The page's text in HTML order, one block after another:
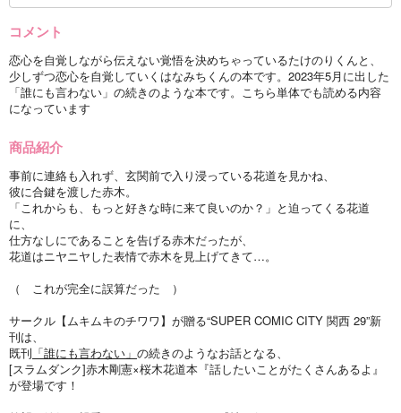
コメント
恋心を自覚しながら伝えない覚悟を決めちゃっているたけのりくんと、
少しずつ恋心を自覚していくはなみちくんの本です。2023年5月に出した
「誰にも言わない」の続きのような本です。こちら単体でも読める内容
になっています
商品紹介
事前に連絡も入れず、玄関前で入り浸っている花道を見かね、
彼に合鍵を渡した赤木。
「これからも、もっと好きな時に来て良いのか？」と迫ってくる花道
に、
仕方なしにであることを告げる赤木だったが、
花道はニヤニヤした表情で赤木を見上げてきて…。
（ これが完全に誤算だった ）
サークル【ムキムキのチワワ】が贈る“SUPER COMIC CITY 関西 29”新
刊は、
既刊 「誰にも言わない」 の続きのようなお話となる、
[スラムダンク]赤木剛憲×桜木花道本『話したいことがたくさんあるよ』
が登場です！